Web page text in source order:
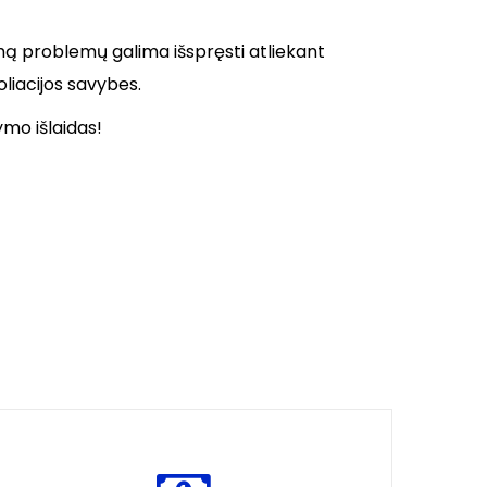
problemų galima išspręsti atliekant
savybes.
išlaidas!